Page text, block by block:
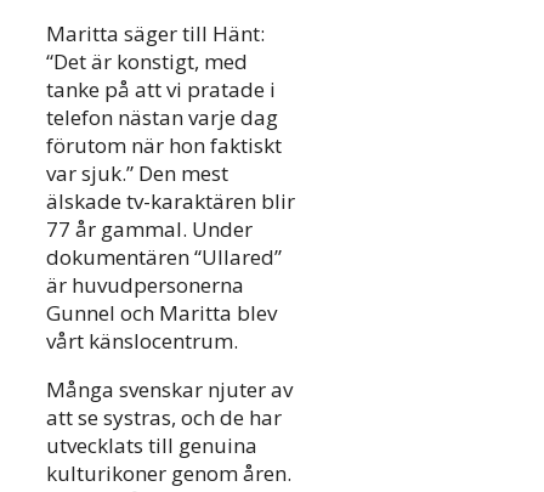
Maritta säger till Hänt:
“Det är konstigt, med
tanke på att vi pratade i
telefon nästan varje dag
förutom när hon faktiskt
var sjuk.” Den mest
älskade tv-karaktären blir
77 år gammal. Under
dokumentären “Ullared”
är huvudpersonerna
Gunnel och Maritta blev
vårt känslocentrum.
Många svenskar njuter av
att se systras, och de har
utvecklats till genuina
kulturikoner genom åren.